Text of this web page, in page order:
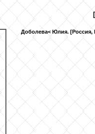
Доболева< Юлия. [Россия,